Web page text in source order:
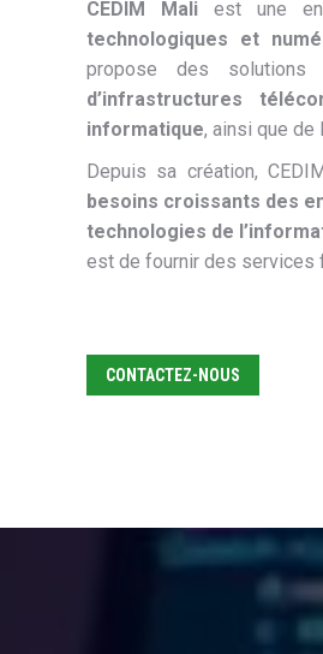
CEDIM Mali est une
technologiques et
propose des
d’infrastructures
informatique, ainsi que de
Depuis sa création,
besoins croissants des
technologies de
est de fournir des services
CONTACTEZ-NOUS